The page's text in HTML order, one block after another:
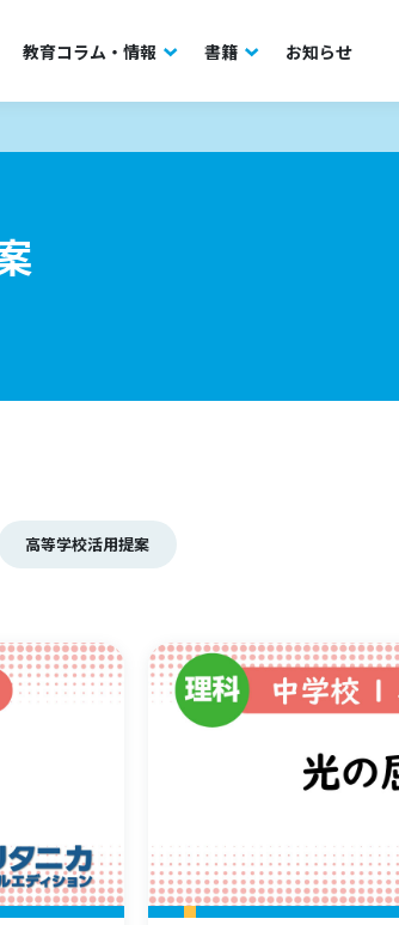
教育コラム・情報 書籍 お知らせ
高等学校活用提案